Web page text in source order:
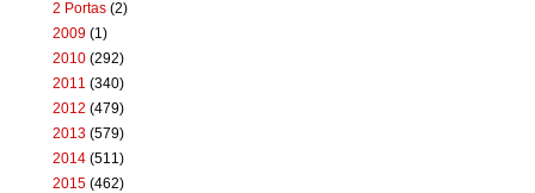
2 Portas (2)
2009 (1)
2010 (292)
2011 (340)
2012 (479)
2013 (579)
2014 (511)
2015 (462)